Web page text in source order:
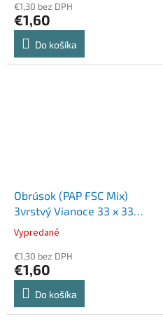
€1,30 bez DPH
€1,60
Do košíka
Obrúsok (PAP FSC Mix)
3vrstvý Vianoce 33 x 33
cm [20 ks]
Vypredané
€1,30 bez DPH
€1,60
Do košíka